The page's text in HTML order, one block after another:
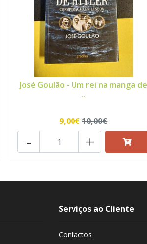
José Goulão - Um rei na manga de
..
9,00€10,00€
+
-
Serviços ao Cliente
Contactos